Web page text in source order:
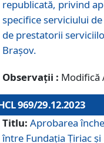
republicată, privind
specifice serviciului
de prestatorii
Brașov.
Observații : Modifică
969/29.12.2023
Titlu: Aprobarea
între Fundația Țiriac